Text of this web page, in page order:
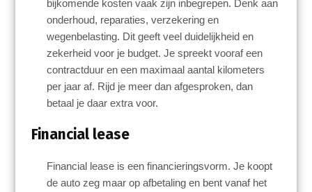
bijkomende kosten vaak zijn inbegrepen. Denk aan
onderhoud, reparaties, verzekering en
wegenbelasting. Dit geeft veel duidelijkheid en
zekerheid voor je budget. Je spreekt vooraf een
contractduur en een maximaal aantal kilometers
per jaar af. Rijd je meer dan afgesproken, dan
betaal je daar extra voor.
Financial lease
Financial lease is een financieringsvorm. Je koopt
de auto zeg maar op afbetaling en bent vanaf het